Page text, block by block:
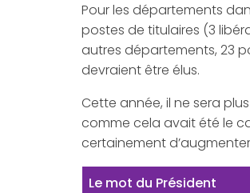
Pour les départements
postes de titulaires (3
autres départements, 23
devraient être élus.
Cette année, il ne sera
comme cela avait été le
certainement
Le mot du Président